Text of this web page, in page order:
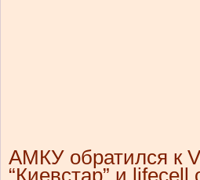
АМКУ обратился к